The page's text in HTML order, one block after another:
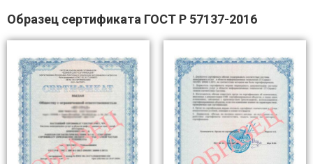
Образец сертификата ГОСТ Р 57137-2016